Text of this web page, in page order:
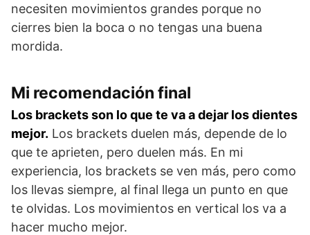
necesiten movimientos grandes porque no
cierres bien la boca o no tengas una buena
mordida.
Mi recomendación final
Los brackets son lo que te va a dejar los dientes
mejor. Los brackets duelen más, depende de lo
que te aprieten, pero duelen más. En mi
experiencia, los brackets se ven más, pero como
los llevas siempre, al final llega un punto en que
te olvidas. Los movimientos en vertical los va a
hacer mucho mejor.